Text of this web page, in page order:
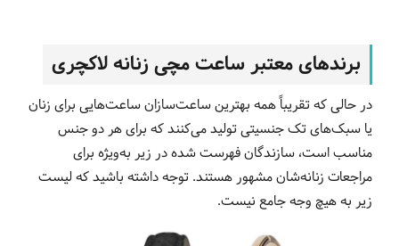
برندهای معتبر ساعت مچی زنانه لاکچری
در حالی که تقریباً همه بهترین ساعت‌سازان ساعت‌هایی برای زنان
یا سبک‌های تک جنسیتی تولید می‌کنند که برای هر دو جنس
مناسب است، سازندگان فهرست شده در زیر به‌ویژه برای
مراجعات زنانه‌شان مشهور هستند. توجه داشته باشید که لیست
زیر به هیچ وجه جامع نیست.